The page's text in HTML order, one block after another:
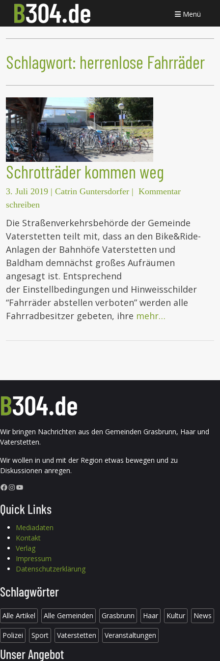
Menü
Schlagwort: herrenlose Fahrräder
Schrotträder kommen weg
3. Juli 2019 | Catrin Guntersdorfer | Kommentar
schreiben
Die Straßenverkehrsbehörde der Gemeinde
Vaterstetten teilt mit, dass an den Bike&Ride-
Anlagen der Bahnhöfe Vaterstetten und
Baldham demnächst großes Aufräumen
angesagt ist. Entsprechend
der Einstellbedingungen und Hinweisschilder
“Fahrräder abstellen verboten” werden alle
Fahrradbesitzer gebeten, ihre mehr…
Wir bringen Nachrichten aus den Gemeinden Grasbrunn, Haar und
Vaterstetten.
Wir wollen in und mit der Region etwas bewegen und zu
Diskussionen anregen.
Facebook InstagramYouTube
Quick Links
Mediadaten
Kontakt
Verlag
Impressum
Datenschutzerklärung
Schlagwörter
Alle Artikel Alle Gemeinden Grasbrunn Haar Kultur News
Polizei Sport Vaterstetten Veranstaltungen
Unser Angebot